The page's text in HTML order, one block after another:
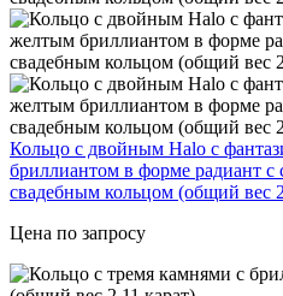
Кольцо с двойным Halo с
бриллиантом в форме радиант с
свадебным кольцом (общий вес
Цена по запросу